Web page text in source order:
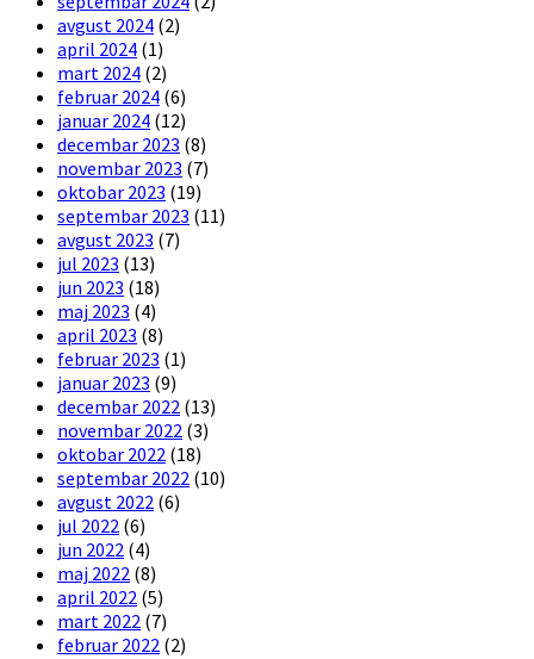
avgust 2024 (2)
april 2024 (1)
mart 2024 (2)
februar 2024 (6)
januar 2024 (12)
decembar 2023 (8)
novembar 2023 (7)
oktobar 2023 (19)
septembar 2023 (11)
avgust 2023 (7)
jul 2023 (13)
jun 2023 (18)
maj 2023 (4)
april 2023 (8)
februar 2023 (1)
januar 2023 (9)
decembar 2022 (13)
novembar 2022 (3)
oktobar 2022 (18)
septembar 2022 (10)
avgust 2022 (6)
jul 2022 (6)
jun 2022 (4)
maj 2022 (8)
april 2022 (5)
mart 2022 (7)
februar 2022 (2)